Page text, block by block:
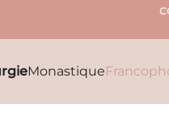
Monastique